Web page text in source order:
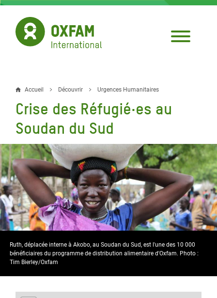
Aller
contenu
principal
Fil
d'Ariane
Accueil Découvrir Urgences Humanitaires
Crise des Réfugié·es au
Soudan du Sud
Ruth, déplacée interne à Akobo, au Soudan du Sud, est l'une des 10 000
bénéficiaires du programme de distribution alimentaire d'Oxfam. Photo :
Tim Bierley/Oxfam